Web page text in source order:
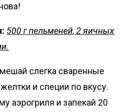
500 г пельменей, 2 яичных
слегка сваренные
и специи по вкусу.
аэрогриля и запекай 20